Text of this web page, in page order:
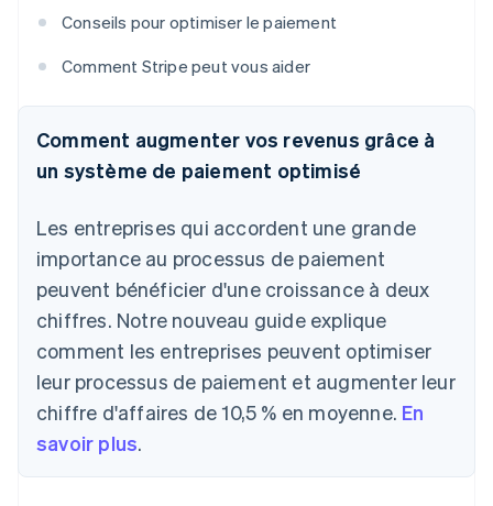
Conseils pour optimiser le paiement
Comment Stripe peut vous aider
Comment augmenter vos revenus grâce à
un système de paiement optimisé
Les entreprises qui accordent une grande
importance au processus de paiement
peuvent bénéficier d'une croissance à deux
chiffres. Notre nouveau guide explique
comment les entreprises peuvent optimiser
leur processus de paiement et augmenter leur
chiffre d'affaires de 10,5 % en moyenne. En
savoir plus.